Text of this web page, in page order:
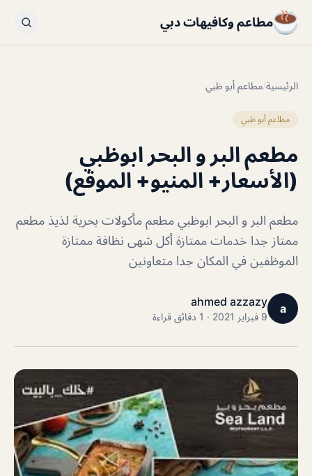
مطاعم وكافيهات دبي
الرئيسية/مطاعم أبو ظبي
مطاعم أبو ظبي
مطعم البر و البحر ابوظبي
(الأسعار+ المنيو+ الموقع)
مطعم البر و البحر ابوظبي مطعم مأكولات بحرية لذيذ مطعم
ممتاز جدا خدمات ممتازة أكل شهى نظافة ممتازة
الموظفين في المكان جدا متعاونين
a
ahmed azzazy
9 فبراير 2021 · 1 دقائق قراءة